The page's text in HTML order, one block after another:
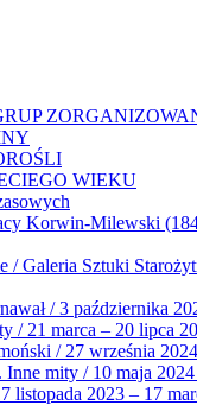
WIEKU
Korwin-Milewski
/ Galeria Sztuki
/ 3 października
/ 21 marca – 20 lipca
/ 27 września
Inne mity / 10 maja
listopada 2023 – 17